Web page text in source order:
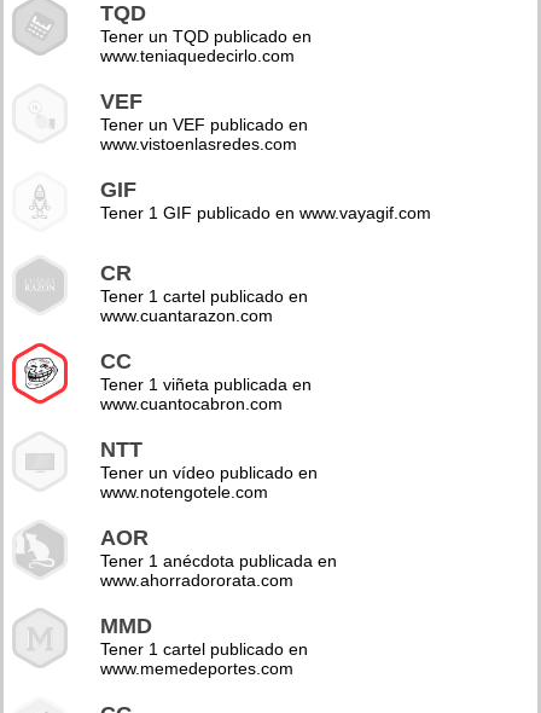
TQD
Tener un TQD publicado en
www.teniaquedecirlo.com
VEF
Tener un VEF publicado en
www.vistoenlasredes.com
GIF
Tener 1 GIF publicado en www.vayagif.com
CR
Tener 1 cartel publicado en
www.cuantarazon.com
CC
Tener 1 viñeta publicada en
www.cuantocabron.com
NTT
Tener un vídeo publicado en
www.notengotele.com
AOR
Tener 1 anécdota publicada en
www.ahorradororata.com
MMD
Tener 1 cartel publicado en
www.memedeportes.com